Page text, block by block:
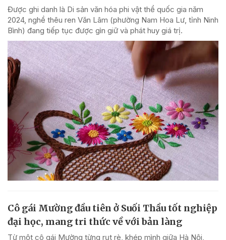
Được ghi danh là Di sản văn hóa phi vật thể quốc gia năm
2024, nghề thêu ren Văn Lâm (phường Nam Hoa Lư, tỉnh Ninh
Bình) đang tiếp tục được gìn giữ và phát huy giá trị.
Cô gái Mường đầu tiên ở Suối Thầu tốt nghiệp
đại học, mang tri thức về với bản làng
Từ một cô gái Mường từng rụt rè, khép mình giữa Hà Nội,